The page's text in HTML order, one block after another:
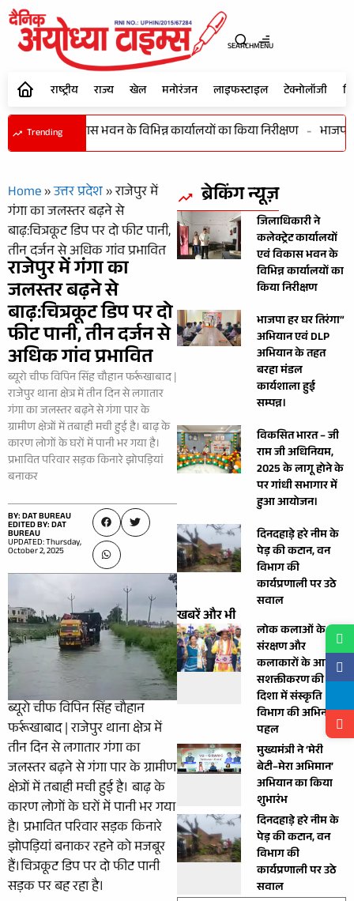
SEARCHMENU
राष्ट्रीय राज्य खेल मनोरंजन लाइफस्टाइल टेक्नोलॉजी
Trending
एवं विकास भवन के विभिन्न कार्यालयों का किया निरीक्षण भाजपा
Home»उत्तर प्रदेश»राजेपुर में
गंगा का जलस्तर बढ़ने से
बाढ़:चित्रकूट डिप पर दो फीट पानी,
तीन दर्जन से अधिक गांव प्रभावित
राजेपुर में गंगा का
जलस्तर बढ़ने से
बाढ़:चित्रकूट डिप पर दो
फीट पानी, तीन दर्जन से
अधिक गांव प्रभावित
ब्यूरो चीफ विपिन सिंह चौहान फर्रूखाबाद |
राजेपुर थाना क्षेत्र में तीन दिन से लगातार
गंगा का जलस्तर बढ़ने से गंगा पार के
ग्रामीण क्षेत्रों में तबाही मची हुई है। बाढ़ के
कारण लोगों के घरों में पानी भर गया है।
प्रभावित परिवार सड़क किनारे झोपड़ियां
बनाकर
BY: DAT BUREAU
EDITED BY: DAT
BUREAU
UPDATED: Thursday,
October 2, 2025
ब्यूरो चीफ विपिन सिंह चौहान
फर्रूखाबाद | राजेपुर थाना क्षेत्र में
तीन दिन से लगातार गंगा का
जलस्तर बढ़ने से गंगा पार के ग्रामीण
क्षेत्रों में तबाही मची हुई है। बाढ़ के
कारण लोगों के घरों में पानी भर गया
है। प्रभावित परिवार सड़क किनारे
झोपड़ियां बनाकर रहने को मजबूर
हैं।चित्रकूट डिप पर दो फीट पानी
सड़क पर बह रहा है।
ब्रेकिंग न्यूज़
जिलाधिकारी ने
कलेक्ट्रेट कार्यालयों
एवं विकास भवन के
विभिन्न कार्यालयों का
किया निरीक्षण
भाजपा हर घर तिरंगा”
अभियान एवं DLP
अभियान के तहत
बरहा मंडल
कार्यशाला हुई
सम्पन्न।
विकसित भारत – जी
राम जी अधिनियम,
2025 के लागू होने के
पर गांधी सभागार में
हुआ आयोजन।
दिनदहाड़े हरे नीम के
पेड़ की कटान, वन
विभाग की
कार्यप्रणाली पर उठे
सवाल
खबरें और भी
लोक कलाओं के
संरक्षण और
कलाकारों के आर्थिक
सशक्तीकरण की
दिशा में संस्कृति
विभाग की अभिनव
पहल
मुख्यमंत्री ने ‘मेरी
बेटी–मेरा अभिमान’
अभियान का किया
शुभारंभ
दिनदहाड़े हरे नीम के
पेड़ की कटान, वन
विभाग की
कार्यप्रणाली पर उठे
सवाल